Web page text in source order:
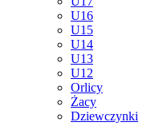
U16
U15
U14
U13
U12
Orlicy
Żacy
Dziewczynki